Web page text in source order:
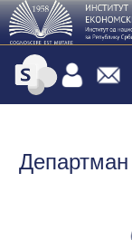
Департман